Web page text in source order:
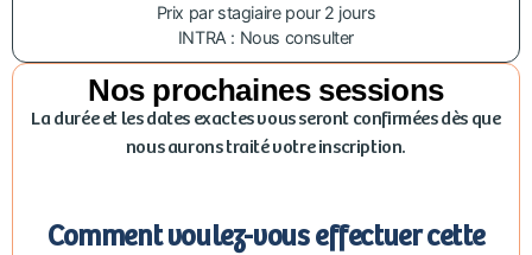
Prix par stagiaire pour 2 jours
INTRA : Nous consulter
Nos prochaines sessions
La durée et les dates exactes vous seront confirmées dès que
nous aurons traité votre inscription.
Comment voulez-vous effectuer cette